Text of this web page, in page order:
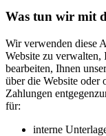
Was tun wir mit
Wir verwenden diese
Website zu verwalten,
bearbeiten, Ihnen
über die Website oder
Zahlungen
für:
interne